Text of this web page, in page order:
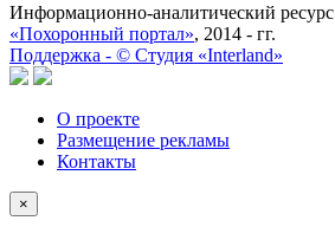
Информационно-аналитический ресурс
«Похоронный портал», 2014 - гг.
Поддержка - © Cтудия «Interland»
О проекте
Размещение рекламы
Контакты
×